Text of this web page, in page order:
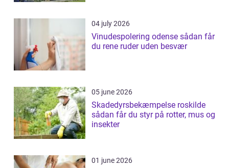
04 july 2026
Vinudespolering odense sådan får
du rene ruder uden besvær
05 june 2026
Skadedyrsbekæmpelse roskilde
sådan får du styr på rotter, mus og
insekter
01 june 2026